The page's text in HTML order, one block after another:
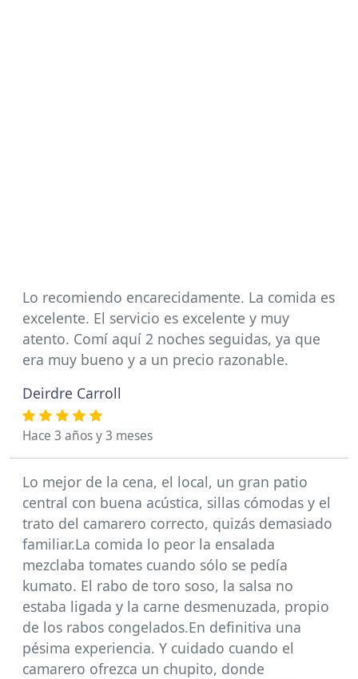
Lo recomiendo encarecidamente. La comida es
excelente. El servicio es excelente y muy
atento. Comí aquí 2 noches seguidas, ya que
era muy bueno y a un precio razonable.
Deirdre Carroll
Hace 3 años y 3 meses
Lo mejor de la cena, el local, un gran patio
central con buena acústica, sillas cómodas y el
trato del camarero correcto, quizás demasiado
familiar.La comida lo peor la ensalada
mezclaba tomates cuando sólo se pedía
kumato. El rabo de toro soso, la salsa no
estaba ligada y la carne desmenuzada, propio
de los rabos congelados.En definitiva una
pésima experiencia. Y cuidado cuando el
camarero ofrezca un chupito, donde